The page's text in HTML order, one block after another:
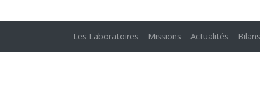
Les Laboratoires Missions Actualités